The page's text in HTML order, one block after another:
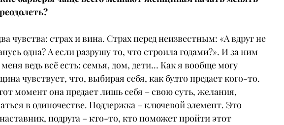
чувства: страх и вина. Страх перед неизвестным: «А вдруг не
одна? А если разрушу то, что строила годами?». И за ним
ведь всё есть: семья, дом, дети… Как я вообще могу
чувствует, что, выбирая себя, как будто предает кого-то.
момент она предает лишь себя – свою суть, желания,
в одиночестве. Поддержка – ключевой элемент. Это
подруга – кто-то, кто поможет пройти этот